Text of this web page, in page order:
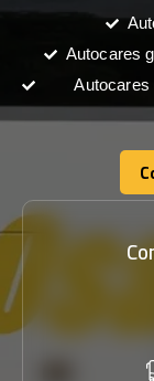
Autocares
Autocares